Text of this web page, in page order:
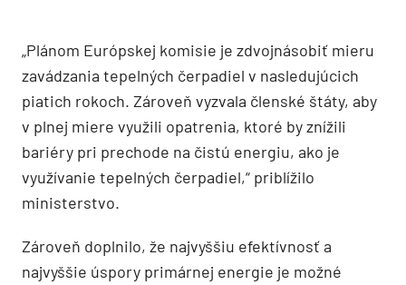
„Plánom Európskej komisie je zdvojnásobiť mieru
zavádzania tepelných čerpadiel v nasledujúcich
piatich rokoch. Zároveň vyzvala členské štáty, aby
v plnej miere využili opatrenia, ktoré by znížili
bariéry pri prechode na čistú energiu, ako je
využívanie tepelných čerpadiel,“ priblížilo
ministerstvo.
Zároveň doplnilo, že najvyššiu efektívnosť a
najvyššie úspory primárnej energie je možné